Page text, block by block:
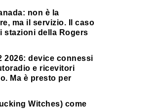
non è la
ma il servizio. Il caso
stazioni della Rogers
2026: device connessi
e ricevitori
Ma è presto per
Witches) come